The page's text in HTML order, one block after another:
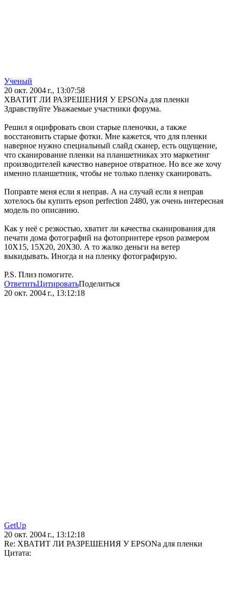
Ученый
20 окт. 2004 г., 13:07:58
ХВАТИТ ЛИ РАЗРЕШЕНИЯ У EPSONа для пленки
Здравствуйте Уважаемые участники форума.
Решил я оцифровать свои старые пленочки, а также
восстановить старые фотки. Мне кажется, что для пленки
наверное нужно специальный слайд сканер, есть ощущение,
что сканирование пленки на планшетниках это маркетинг
производителей качество наверное отвратное. Но все же хочу
именно планшетник, чтобы не только пленку сканировать.
Поправте меня если я неправ. А на случай если я неправ
хотелось бы купить epson perfection 2480, уж очень интересная
модель по описанию.
Как у неё с резкостью, хватит ли качества сканирования для
печати дома фотографий на фотопринтере epson размером
10X15, 15X20, 20X30. А то жалко деньги на ветер
выкидывать. Иногда и на пленку фотографирую.
P.S. Плиз помогите.
ОтветитьЦитироватьПоделиться
20 окт. 2004 г., 13:12:18
GetUp
20 окт. 2004 г., 13:12:18
Re: ХВАТИТ ЛИ РАЗРЕШЕНИЯ У EPSONа для пленки
Цитата: